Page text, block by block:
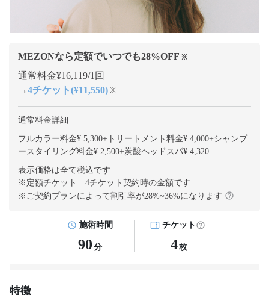
MEZONなら定額でいつでも28%OFF ※
通常料金¥16,119/1回
→4チケット(¥11,550) ※
通常料金詳細
フルカラー料金¥ 5,300+ トリートメント料金¥ 4,000+シャンプ
ースタイリング料金¥ 2,500+炭酸ヘッドスパ¥ 4,320
表示価格は全て税込です
※定額チケット 4チケット契約時の金額です
※ご契約プランによって割引率が28%~36%になります
施術時間
90 分
チケット
4枚
特徴